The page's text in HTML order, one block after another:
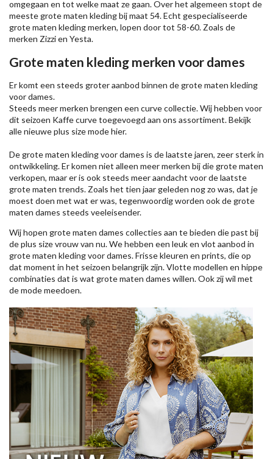
omgegaan en tot welke maat ze gaan. Over het algemeen stopt de
meeste grote maten kleding bij maat 54. Echt gespecialiseerde
grote maten kleding merken, lopen door tot 58-60. Zoals de
merken Zizzien Yesta.
Grote maten kleding merken voor dames
Er komt een steeds groter aanbod binnen de grote maten kleding
voor dames.
Steeds meer merken brengen een curve collectie. Wij hebben voor
dit seizoen Kaffecurve toegevoegd aan ons assortiment. Bekijk
alle nieuweplus size modehier.
De grote maten kleding voor dames is de laatste jaren, zeer sterk in
ontwikkeling. Er komen niet alleen meer merken bij die grote maten
verkopen, maar er is ook steeds meer aandacht voor de laatste
grote maten trends. Zoals het tien jaar geleden nog zo was, dat je
moest doen met wat er was, tegenwoordig worden ook de grote
maten dames steeds veeleisender.
Wij hopen grote maten dames collecties aan te bieden die past bij
de plus size vrouw van nu. We hebben een leuk en vlot aanbod in
grote maten kleding voor dames. Frisse kleuren en prints, die op
dat moment in het seizoen belangrijk zijn. Vlotte modellen en hippe
combinaties dat is wat grote maten dames willen. Ook zij wil met
de mode meedoen.